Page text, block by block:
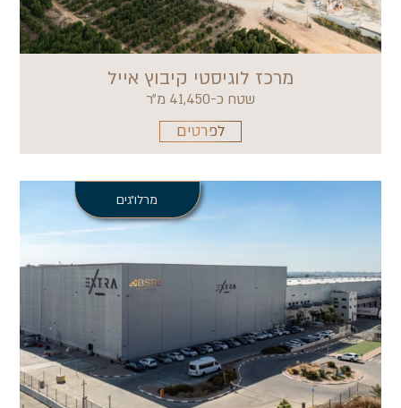
מרכז לוגיסטי קיבוץ אייל
שטח כ-41,450 מ״ר
לפרטים
מרלו״גים